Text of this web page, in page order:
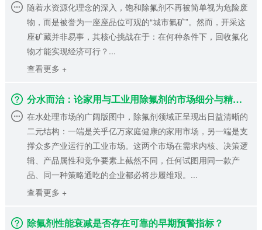
随着水资源化理念的深入，饱和除氟剂不再被简单视为危险废
物，而是被誉为一座座品位可观的“城市氟矿”。然而，开采这
座矿藏并非易事，其核心挑战在于：在何种条件下，回收氟化
物才能实现经济可行？...
查看更多 +
分水而治：论家用与工业用除氟剂的市场细分与精准策略
在水处理市场的广阔版图中，除氟剂领域正呈现出日益清晰的
二元结构：一端是关乎亿万家庭健康的家用市场，另一端是支
撑众多产业运行的工业市场。这两个市场在需求内核、决策逻
辑、产品属性和竞争要素上截然不同，任何试图用同一款产
品、同一种策略通吃的企业都必将步履维艰。...
查看更多 +
除氟剂性能衰减是否存在可靠的早期预警指标？